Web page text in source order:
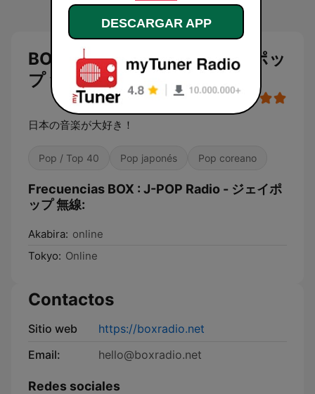
BOX : J-POP Radio - ジェイポッ
プ 無線
日本の音楽が大好き！
Pop / Top 40 Pop japonés Pop coreano
Frecuencias BOX : J-POP Radio - ジェイポ
ップ 無線:
Akabira: online
Tokyo: Online
Contactos
Sitio web
https://boxradio.net
Email:
hello@boxradio.net
Redes sociales
DESCARGAR APP